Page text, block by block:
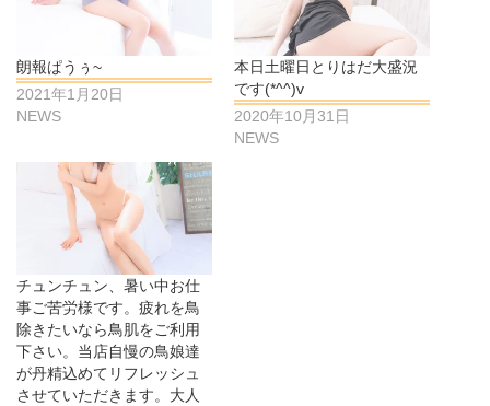
朗報ぱうぅ~
2021年1月20日
NEWS
本日土曜日とりはだ大盛況
です(*^^)v
2020年10月31日
NEWS
チュンチュン、暑い中お仕
事ご苦労様です。疲れを鳥
除きたいなら鳥肌をご利用
下さい。当店自慢の鳥娘達
が丹精込めてリフレッシュ
させていただきます。大人